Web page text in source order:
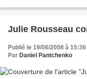
Julie Rousseau
Publié le 19/06/2008 à 15:36
Par Daniel Pantchenko